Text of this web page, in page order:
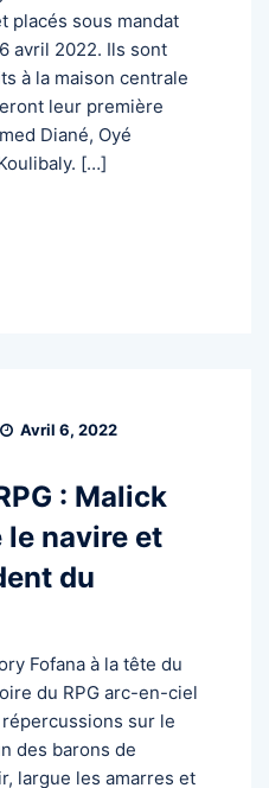
placés sous mandat
avril 2022. Ils sont
à la maison centrale
leur première
Diané, Oyé
[…]
Avril 6, 2022
: Malick
le navire et
du
Fofana à la tête du
du RPG arc-en-ciel
sur le
des barons de
largue les amarres et